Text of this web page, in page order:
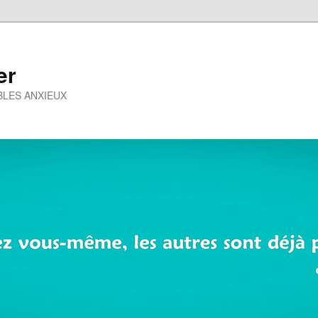
ANXIEUX